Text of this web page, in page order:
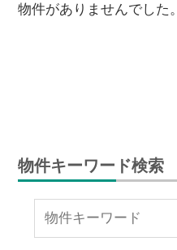
産・
と
【イ
エ
物件がありませんでした。
物件キーワード検索